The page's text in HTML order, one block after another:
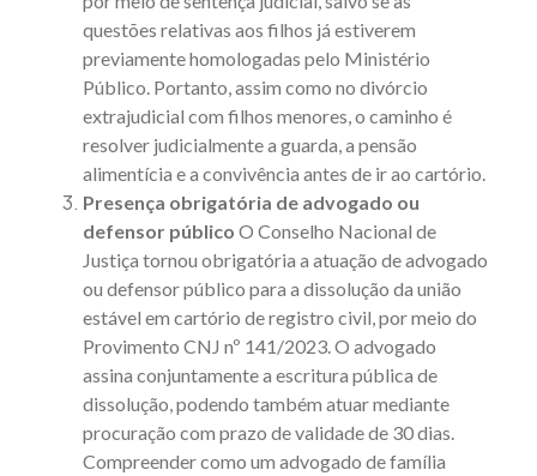
questões relativas aos filhos já estiverem
previamente homologadas pelo Ministério
Público. Portanto, assim como no divórcio
extrajudicial com filhos menores , o caminho é
resolver judicialmente a guarda, a pensão
alimentícia e a convivência antes de ir ao cartório.
Presença obrigatória de advogado ou
defensor público O Conselho Nacional de
Justiça tornou obrigatória a atuação de advogado
ou defensor público para a dissolução da união
estável em cartório de registro civil, por meio do
Provimento CNJ nº 141/2023 . O advogado
assina conjuntamente a escritura pública de
dissolução, podendo também atuar mediante
procuração com prazo de validade de 30 dias.
Compreendercomo um advogado de família